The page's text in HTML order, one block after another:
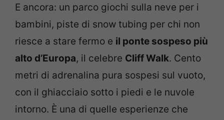
E ancora: un parco giochi sulla neve per i
bambini, piste di snow tubing per chi non
riesce a stare fermo e il ponte sospeso più
alto d’Europa, il celebre Cliff Walk. Cento
metri di adrenalina pura sospesi sul vuoto,
con il ghiacciaio sotto i piedi e le nuvole
intorno. È una di quelle esperienze che